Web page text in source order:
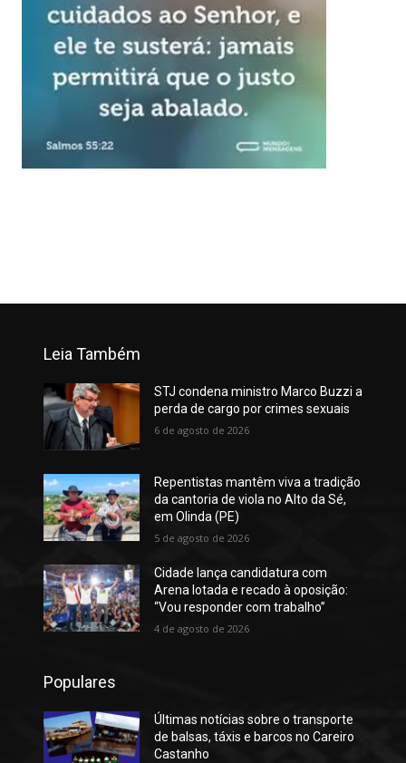
Leia Também
STJ condena ministro Marco Buzzi a
perda de cargo por crimes sexuais
6 de agosto de 2026
Repentistas mantêm viva a tradição
da cantoria de viola no Alto da Sé,
em Olinda (PE)
5 de agosto de 2026
Cidade lança candidatura com
Arena lotada e recado à oposição:
“Vou responder com trabalho”
4 de agosto de 2026
Populares
Últimas notícias sobre o transporte
de balsas, táxis e barcos no Careiro
Castanho